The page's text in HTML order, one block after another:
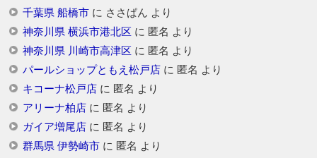
千葉県 船橋市に ささぱん より
神奈川県 横浜市港北区 に 匿名 より
神奈川県 川崎市高津区 に 匿名 より
パールショップともえ松戸店に 匿名 より
キコーナ松戸店に 匿名 より
アリーナ柏店に 匿名 より
ガイア増尾店に 匿名 より
群馬県 伊勢崎市に 匿名 より